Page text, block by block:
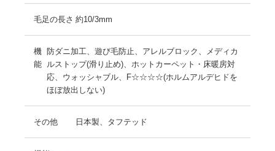
毛足の長さ 約10/3mm
機
能
防ダニ加工、遊び毛防止、アレルブロック、メディカ
ルストップ(滑り止め)、ホットカーペット・床暖房対
応、ウォッシャブル、F☆☆☆☆(ホルムアルデヒドを
ほぼ放出しない)
その他 日本製、タフテッド